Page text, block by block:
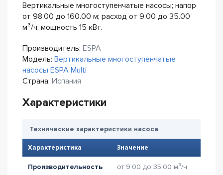
Вертикальные многоступенчатые насосы; напор
от 98.00 до 160.00 м; расход от 9.00 до 35.00
м³/ч; мощность 15 кВт.
Производитель: ESPA
Модель: Вертикальные многоступенчатые
насосы ESPA Multi
Страна: Испания
Характеристики
Технические характеристики насоса
Характеристика Значение
Производительность от 9.00 до 35.00 м³/ч